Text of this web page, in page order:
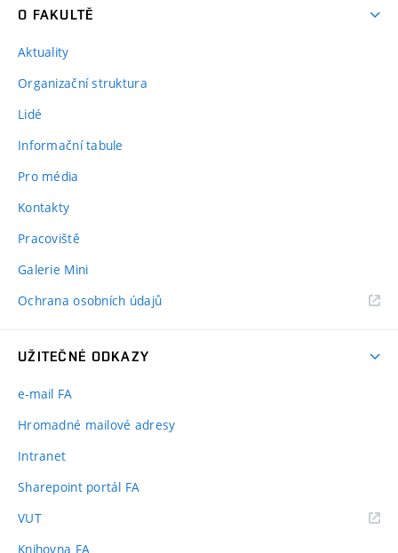
O FAKULTĚ
Aktuality
Organizační struktura
Lidé
Informační tabule
Pro média
Kontakty
Pracoviště
Galerie Mini
Ochrana osobních údajů
UŽITEČNÉ ODKAZY
e-mail FA
Hromadné mailové adresy
Intranet
Sharepoint portál FA
VUT(externí
Knihovna FA